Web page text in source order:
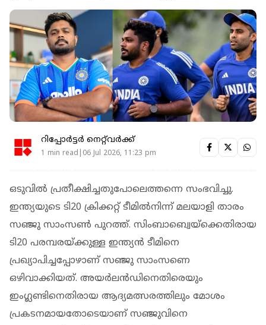
റിപ്പോർട്ടർ നെറ്റ്‌വര്‍ക്ക്‌
1 min read|06 Jul 2026, 11:23 pm
ഒടുവില്‍ പ്രതീക്ഷിച്ചതുപോലെത്തന്നെ സംഭവിച്ചു.
ഇന്ത്യയുടെ ടി20 ക്രിക്കറ്റ് ടീമില്‍നിന്ന് മലയാളി താരം
സഞ്ജു സാംസണ്‍ പുറത്ത്. സിംബാബ്വെയ്ക്കെതിരായ
ടി20 പരമ്പരയ്ക്കുള്ള ഇന്ത്യന്‍ ടീമിനെ
പ്രഖ്യാപിച്ചപ്പോഴാണ് സഞ്ജു സാംസണെ
ഒഴിവാക്കിയത്. അയര്‍ലന്‍ഡിനെതിരെയും
ഇംഗ്ലണ്ടിനെതിരായ ആദ്യമത്സരത്തിലും മോശം
പ്രകടനമായതോടെയാണ് സഞ്ജുവിനെ